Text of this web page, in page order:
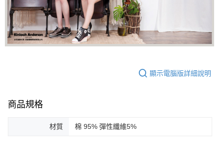
顯示電腦版詳細說明
商品規格
材質 棉 95% 彈性纖維5%